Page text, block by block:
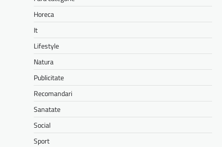
Horeca
It
Lifestyle
Natura
Publicitate
Recomandari
Sanatate
Social
Sport